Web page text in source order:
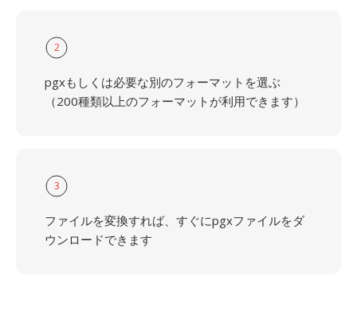
2
pgxもしくは必要な別のフォーマットを選ぶ
（200種類以上のフォーマットが利用できます）
3
ファイルを変換すれば、すぐにpgxファイルをダ
ウンロードできます